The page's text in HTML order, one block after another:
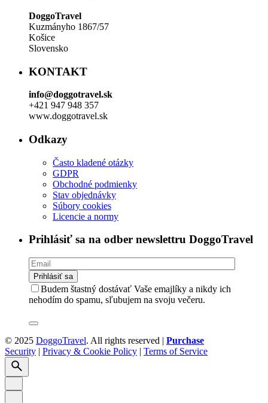
DoggoTravel
Kuzmányho 1867/57
Košice
Slovensko
KONTAKT
info@doggotravel.sk
+421 947 948 357
www.doggotravel.sk
Odkazy
Často kladené otázky
GDPR
Obchodné podmienky
Stav objednávky
Súbory cookies
Licencie a normy
Prihlásiť sa na odber newslettru DoggoTravel
Budem štastný dostávať Vaše emajlíky a nikdy ich
nehodím do spamu, sľubujem na svoju večeru.
© 2025 DoggoTravel. All rights reserved | Purchase
Security | Privacy & Cookie Policy | Terms of Service